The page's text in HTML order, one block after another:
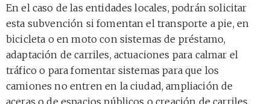
En el caso de las entidades locales, podrán solicitar
esta subvención si fomentan el transporte a pie, en
bicicleta o en moto con sistemas de préstamo,
adaptación de carriles, actuaciones para calmar el
tráfico o para fomentar sistemas para que los
camiones no entren en la ciudad, ampliación de
aceras o de espacios públicos o creación de carriles